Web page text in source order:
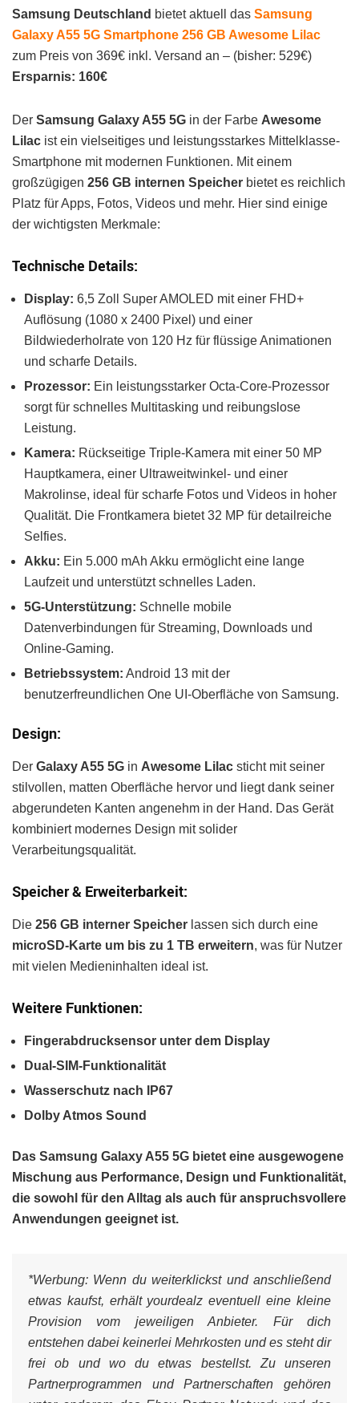
Samsung Deutschland bietet aktuell das Samsung
Galaxy A55 5G Smartphone 256 GB Awesome Lilac
zum Preis von 369€ inkl. Versand an – (bisher: 529€)
Ersparnis: 160€
Der Samsung Galaxy A55 5G in der Farbe Awesome
Lilac ist ein vielseitiges und leistungsstarkes Mittelklasse-
Smartphone mit modernen Funktionen. Mit einem
großzügigen 256 GB internen Speicher bietet es reichlich
Platz für Apps, Fotos, Videos und mehr. Hier sind einige
der wichtigsten Merkmale:
Technische Details:
Display: 6,5 Zoll Super AMOLED mit einer FHD+
Auflösung (1080 x 2400 Pixel) und einer
Bildwiederholrate von 120 Hz für flüssige Animationen
und scharfe Details.
Prozessor: Ein leistungsstarker Octa-Core-Prozessor
sorgt für schnelles Multitasking und reibungslose
Leistung.
Kamera: Rückseitige Triple-Kamera mit einer 50 MP
Hauptkamera, einer Ultraweitwinkel- und einer
Makrolinse, ideal für scharfe Fotos und Videos in hoher
Qualität. Die Frontkamera bietet 32 MP für detailreiche
Selfies.
Akku: Ein 5.000 mAh Akku ermöglicht eine lange
Laufzeit und unterstützt schnelles Laden.
5G-Unterstützung: Schnelle mobile
Datenverbindungen für Streaming, Downloads und
Online-Gaming.
Betriebssystem: Android 13 mit der
benutzerfreundlichen One UI-Oberfläche von Samsung.
Design:
Der Galaxy A55 5G in Awesome Lilac sticht mit seiner
stilvollen, matten Oberfläche hervor und liegt dank seiner
abgerundeten Kanten angenehm in der Hand. Das Gerät
kombiniert modernes Design mit solider
Verarbeitungsqualität.
Speicher & Erweiterbarkeit:
Die 256 GB interner Speicher lassen sich durch eine
microSD-Karte um bis zu 1 TB erweitern, was für Nutzer
mit vielen Medieninhalten ideal ist.
Weitere Funktionen:
Fingerabdrucksensor unter dem Display
Dual-SIM-Funktionalität
Wasserschutz nach IP67
Dolby Atmos Sound
Das Samsung Galaxy A55 5G bietet eine ausgewogene
Mischung aus Performance, Design und Funktionalität,
die sowohl für den Alltag als auch für anspruchsvollere
Anwendungen geeignet ist.
*Werbung: Wenn du weiterklickst und anschließend
etwas kaufst, erhält yourdealz eventuell eine kleine
Provision vom jeweiligen Anbieter. Für dich
entstehen dabei keinerlei Mehrkosten und es steht dir
frei ob und wo du etwas bestellst. Zu unseren
Partnerprogrammen und Partnerschaften gehören